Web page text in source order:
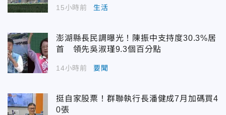
15小時前 生活
澎湖縣長民調曝光！陳振中支持度30.3%居
首 領先吳淑瑾9.3個百分點
14小時前 要聞
挺自家股票！群聯執行長潘健成7月加碼買4
0張